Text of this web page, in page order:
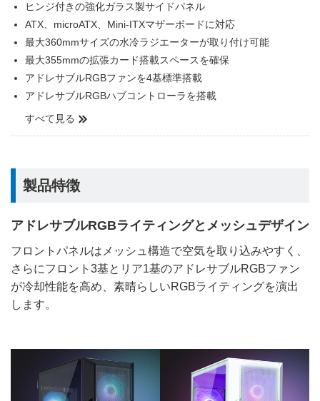
ヒンジ付きの強化ガラス製サイドパネル
ATX、microATX、Mini-ITXマザーボードに対応
最大360mmサイズの水冷ラジエーターが取り付け可能
最大355mmの拡張カード搭載スペースを確保
アドレサブルRGBファンを4基標準搭載
アドレサブルRGBハブコントローラを搭載
すべて見る
製品特徴
アドレサブルRGBライティングとメッシュデザイン
フロントパネルはメッシュ構造で空気を取り込みやすく、
さらにフロント3基とリア1基のアドレサブルRGBファン
が冷却性能を高め、素晴らしいRGBライティングを演出
します。